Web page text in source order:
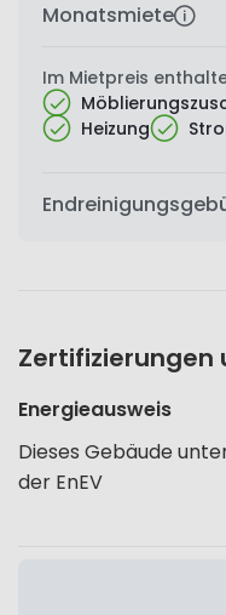
Monatsmiete
Im Mietpreis
Heizung
Zertifizierungen
Energieausweis
Dieses Gebäude
der EnEV